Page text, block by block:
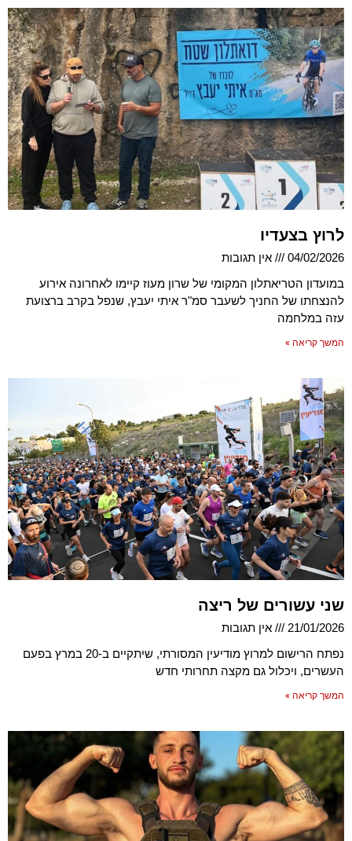
לרוץ בצעדיו
04/02/2026
אין תגובות
במועדון הטריאתלון המקומי של שרון מעוז קיימו לאחרונה אירוע
להנצחתו של החניך לשעבר סמ"ר איתי יעבץ, שנפל בקרב ברצועת
עזה במלחמה
המשך קריאה »
שני עשורים של ריצה
21/01/2026
אין תגובות
נפתח הרישום למרוץ מודיעין המסורתי, שיתקיים ב-20 במרץ בפעם
העשרים, ויכלול גם מקצה תחרותי חדש
המשך קריאה »